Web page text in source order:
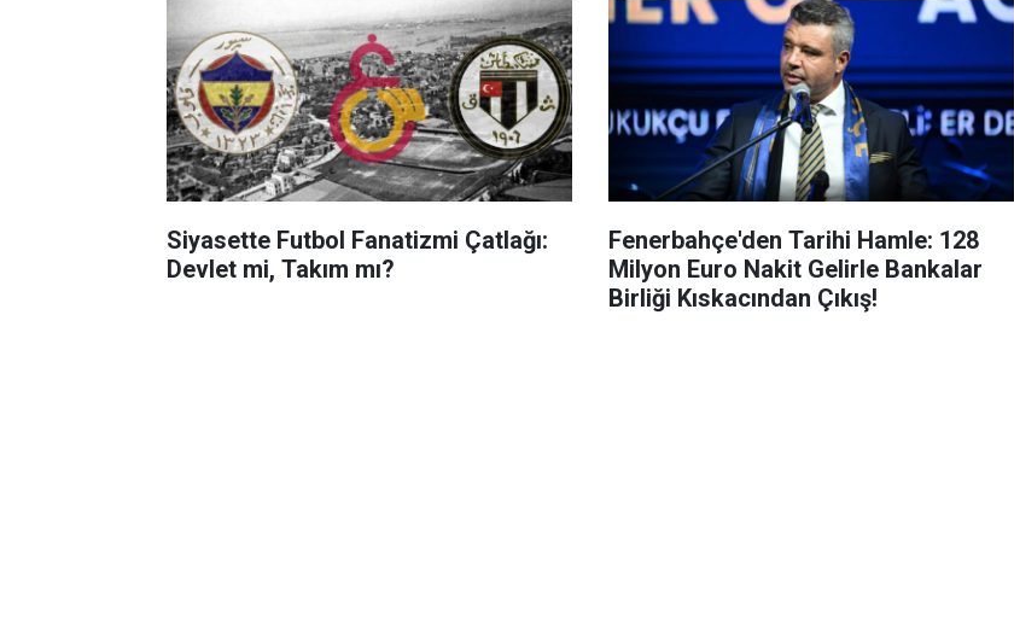
Siyasette Futbol Fanatizmi Çatlağı:
Devlet mi, Takım mı?
Fenerbahçe'den Tarihi Hamle: 128
Milyon Euro Nakit Gelirle Bankalar
Birliği Kıskacından Çıkış!